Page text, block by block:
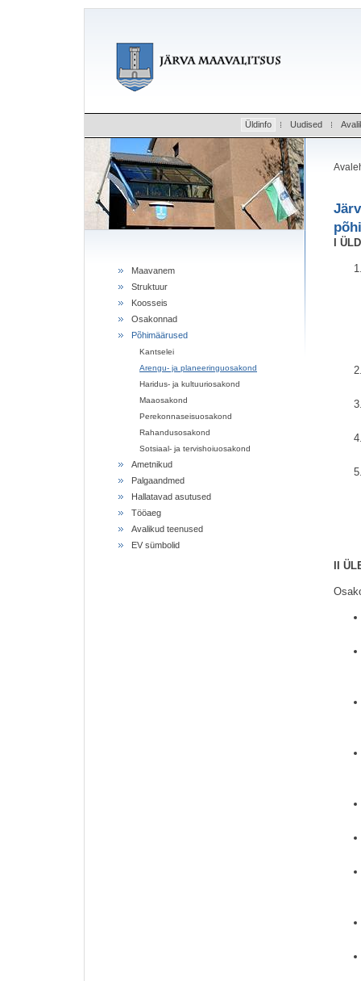
Üldinfo Uudised
Maavanem
Struktuur
Koosseis
Osakonnad
Põhimäärused
Kantselei
Arengu- ja planeeringuosakond
Haridus- ja kultuuriosakond
Maaosakond
Perekonnaseisuosakond
Rahandusosakond
Sotsiaal- ja tervishoiuosakond
Ametnikud
Palgaandmed
Hallatavad asutused
Tööaeg
Avalikud teenused
EV sümbolid
I
II